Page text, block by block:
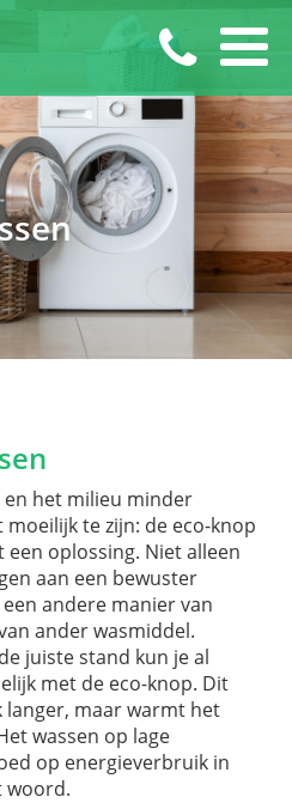
en het milieu minder
te zijn: de eco-knop
oplossing. Niet alleen
aan een bewuster
andere manier van
ander wasmiddel.
juiste stand kun je al
met de eco-knop. Dit
maar warmt het
wassen op lage
op energieverbruik in
woord.